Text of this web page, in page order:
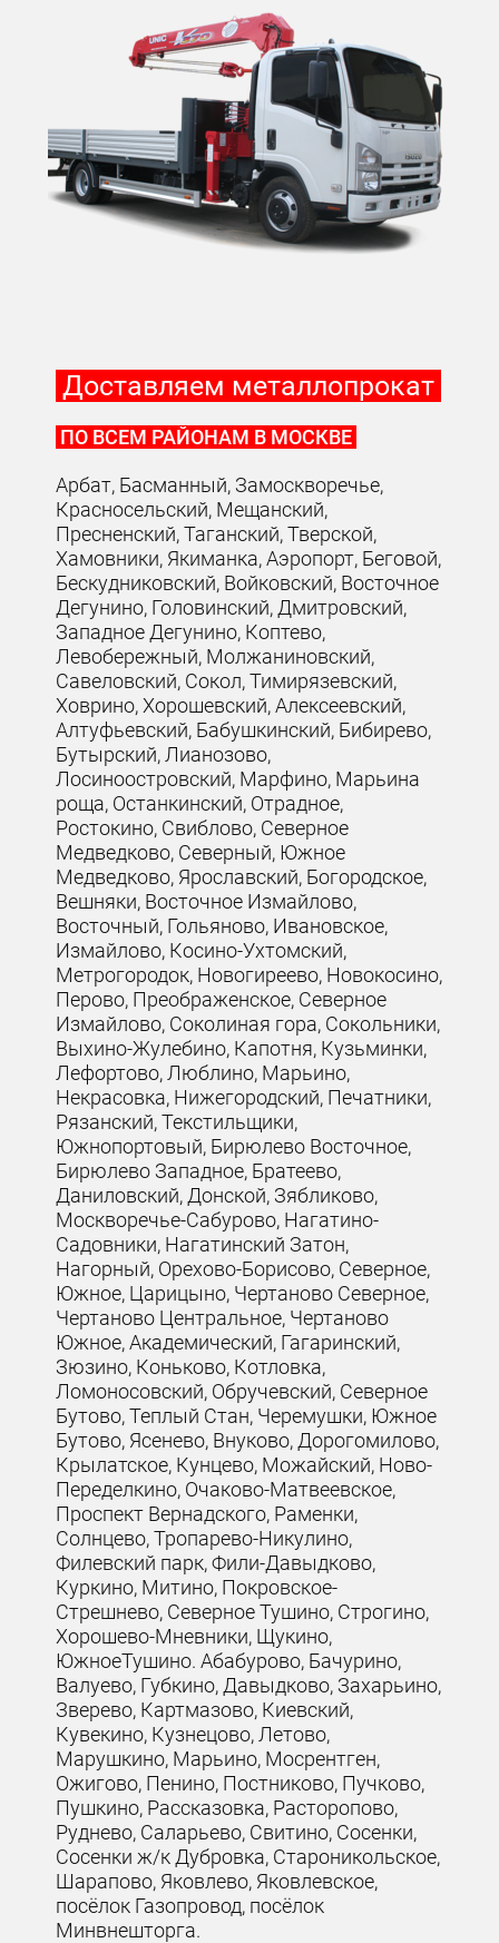
Доставляем металлопрокат
ПО ВСЕМ РАЙОНАМ В МОСКВЕ
Арбат, Басманный, Замоскворечье,
Красносельский, Мещанский,
Пресненский, Таганский, Тверской,
Хамовники, Якиманка, Аэропорт, Беговой,
Бескудниковский, Войковский, Восточное
Дегунино, Головинский, Дмитровский,
Западное Дегунино, Коптево,
Левобережный, Молжаниновский,
Савеловский, Сокол, Тимирязевский,
Ховрино, Хорошевский, Алексеевский,
Алтуфьевский, Бабушкинский, Бибирево,
Бутырский, Лианозово,
Лосиноостровский, Марфино, Марьина
роща, Останкинский, Отрадное,
Ростокино, Свиблово, Северное
Медведково, Северный, Южное
Медведково, Ярославский, Богородское,
Вешняки, Восточное Измайлово,
Восточный, Гольяново, Ивановское,
Измайлово, Косино-Ухтомский,
Метрогородок, Новогиреево, Новокосино,
Перово, Преображенское, Северное
Измайлово, Соколиная гора, Сокольники,
Выхино-Жулебино, Капотня, Кузьминки,
Лефортово, Люблино, Марьино,
Некрасовка, Нижегородский, Печатники,
Рязанский, Текстильщики,
Южнопортовый, Бирюлево Восточное,
Бирюлево Западное, Братеево,
Даниловский, Донской, Зябликово,
Москворечье-Сабурово, Нагатино-
Садовники, Нагатинский Затон,
Нагорный, Орехово-Борисово, Северное,
Южное, Царицыно, Чертаново Северное,
Чертаново Центральное, Чертаново
Южное, Академический, Гагаринский,
Зюзино, Коньково, Котловка,
Ломоносовский, Обручевский, Северное
Бутово, Теплый Стан, Черемушки, Южное
Бутово, Ясенево, Внуково, Дорогомилово,
Крылатское, Кунцево, Можайский, Ново-
Переделкино, Очаково-Матвеевское,
Проспект Вернадского, Раменки,
Солнцево, Тропарево-Никулино,
Филевский парк, Фили-Давыдково,
Куркино, Митино, Покровское-
Стрешнево, Северное Тушино, Строгино,
Хорошево-Мневники, Щукино,
ЮжноеТушино. Абабурово, Бачурино,
Валуево, Губкино, Давыдково, Захарьино,
Зверево, Картмазово, Киевский,
Кувекино, Кузнецово, Летово,
Марушкино, Марьино, Мосрентген,
Ожигово, Пенино, Постниково, Пучково,
Пушкино, Рассказовка, Расторопово,
Руднево, Саларьево, Свитино, Сосенки,
Сосенки ж/к Дубровка, Староникольское,
Шарапово, Яковлево, Яковлевское,
посёлок Газопровод, посёлок
Минвнешторга.